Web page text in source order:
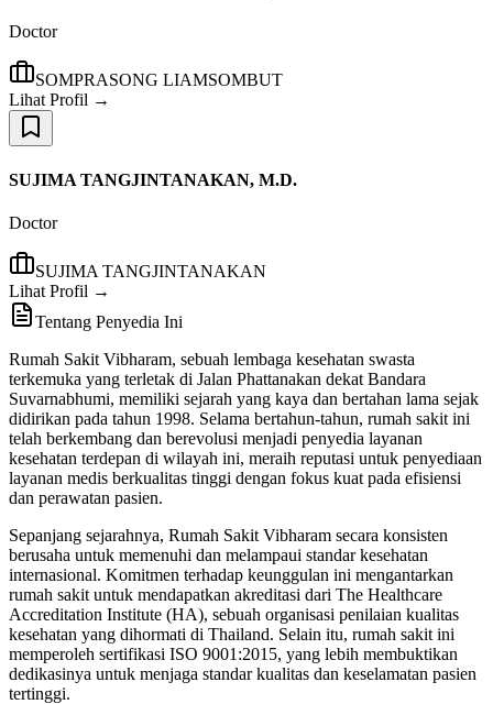
Doctor
SOMPRASONG LIAMSOMBUT
Lihat Profil →
SUJIMA TANGJINTANAKAN, M.D.
Doctor
SUJIMA TANGJINTANAKAN
Lihat Profil →
Tentang Penyedia Ini
Rumah Sakit Vibharam, sebuah lembaga kesehatan swasta
terkemuka yang terletak di Jalan Phattanakan dekat Bandara
Suvarnabhumi, memiliki sejarah yang kaya dan bertahan lama sejak
didirikan pada tahun 1998. Selama bertahun-tahun, rumah sakit ini
telah berkembang dan berevolusi menjadi penyedia layanan
kesehatan terdepan di wilayah ini, meraih reputasi untuk penyediaan
layanan medis berkualitas tinggi dengan fokus kuat pada efisiensi
dan perawatan pasien.
Sepanjang sejarahnya, Rumah Sakit Vibharam secara konsisten
berusaha untuk memenuhi dan melampaui standar kesehatan
internasional. Komitmen terhadap keunggulan ini mengantarkan
rumah sakit untuk mendapatkan akreditasi dari The Healthcare
Accreditation Institute (HA), sebuah organisasi penilaian kualitas
kesehatan yang dihormati di Thailand. Selain itu, rumah sakit ini
memperoleh sertifikasi ISO 9001:2015, yang lebih membuktikan
dedikasinya untuk menjaga standar kualitas dan keselamatan pasien
tertinggi.